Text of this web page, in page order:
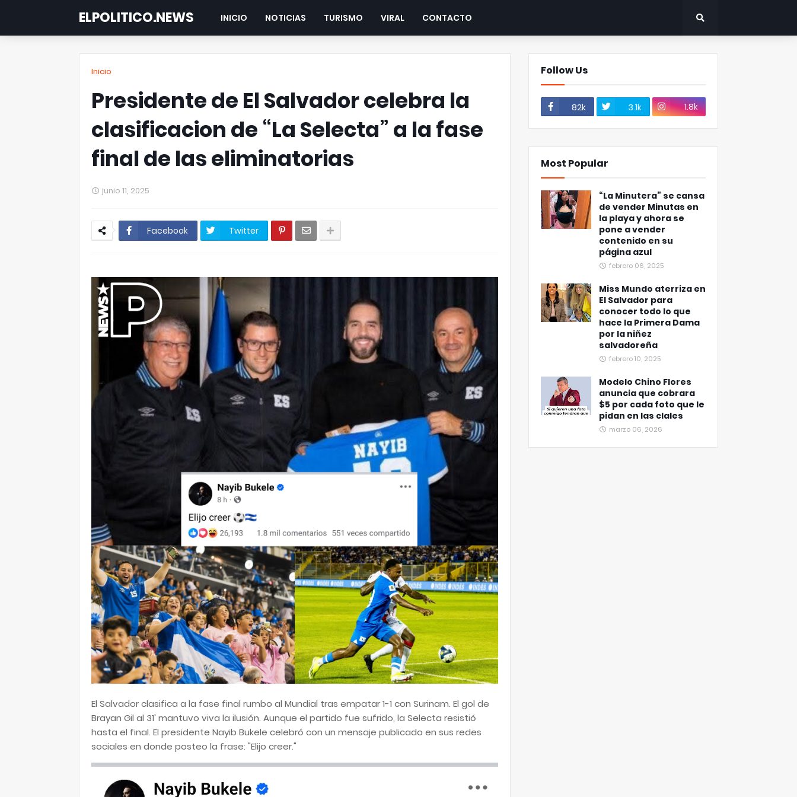
ELPOLITICO.NEWS INICIO NOTICIAS TURISMO VIRAL CONTACTO
Inicio
Presidente de El Salvador celebra la
clasificacion de “La Selecta” a la fase
final de las eliminatorias
junio 11, 2025
Facebook Twitter
El Salvador clasifica a la fase final rumbo al Mundial tras empatar 1-1 con Surinam. El gol de
Brayan Gil al 31' mantuvo viva la ilusión. Aunque el partido fue sufrido, la Selecta resistió
hasta el final. El presidente Nayib Bukele celebró con un mensaje publicado en sus redes
sociales en donde posteo la frase: "Elijo creer."
Follow Us
82k 3.1k 1.8k
Most Popular
“La Minutera” se cansa
de vender Minutas en
la playa y ahora se
pone a vender
contenido en su
página azul
febrero 06, 2025
Miss Mundo aterriza en
El Salvador para
conocer todo lo que
hace la Primera Dama
por la niñez
salvadoreña
febrero 10, 2025
Modelo Chino Flores
anuncia que cobrara
$5 por cada foto que le
pidan en las clales
marzo 06, 2026